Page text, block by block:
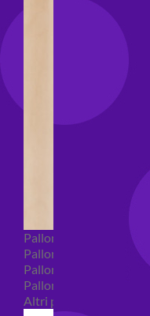
Palloncini Bubble
Palloncini numeri e
Palloncini numeri e
Palloncini numeri e
Altri palloncini numeri